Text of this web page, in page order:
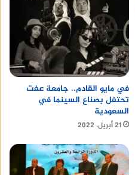
في مايو القادم.. جامعة عفت
تحتفل بصناع السينما في
السعودية
21 أبريل، 2022